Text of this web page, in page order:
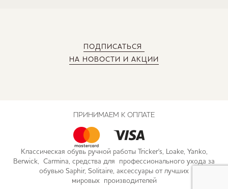
ПОДПИСАТЬСЯ
НА НОВОСТИ И АКЦИИ
Классическая обувь ручной работы Tricker's, Loake, Yanko,
Berwick, Carmina, средства для профессионального ухода за
обувью Saphir, Solitaire, аксессуары от лучших
мировых производителей
ПРИНИМАЕМ К ОПЛАТЕ